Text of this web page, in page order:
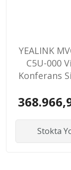
YEALINK
C5U-000
Konferans
Stokta